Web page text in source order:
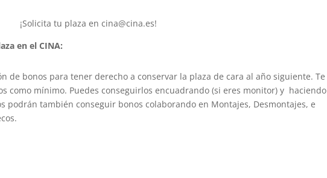
¡Solicita tu plaza en cina@cina.es!
en el CINA:
de bonos para tener derecho a conservar la plaza de cara al año siguiente. Te
como mínimo. Puedes conseguirlos encuadrando (si eres monitor) y haciendo
podrán también conseguir bonos colaborando en Montajes, Desmontajes, e